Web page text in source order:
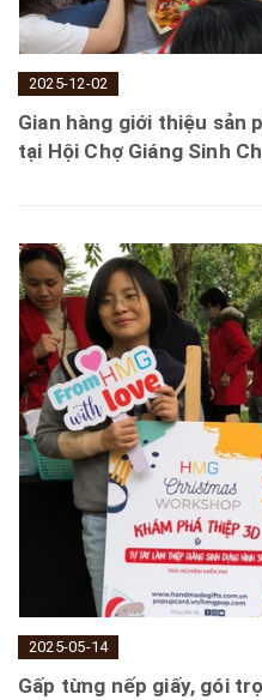
2025-12-02
Gian hàng giới thiệu sản
tại Hội Chợ Giáng Sinh
2025-05-14
Gấp từng nếp giấy, gói